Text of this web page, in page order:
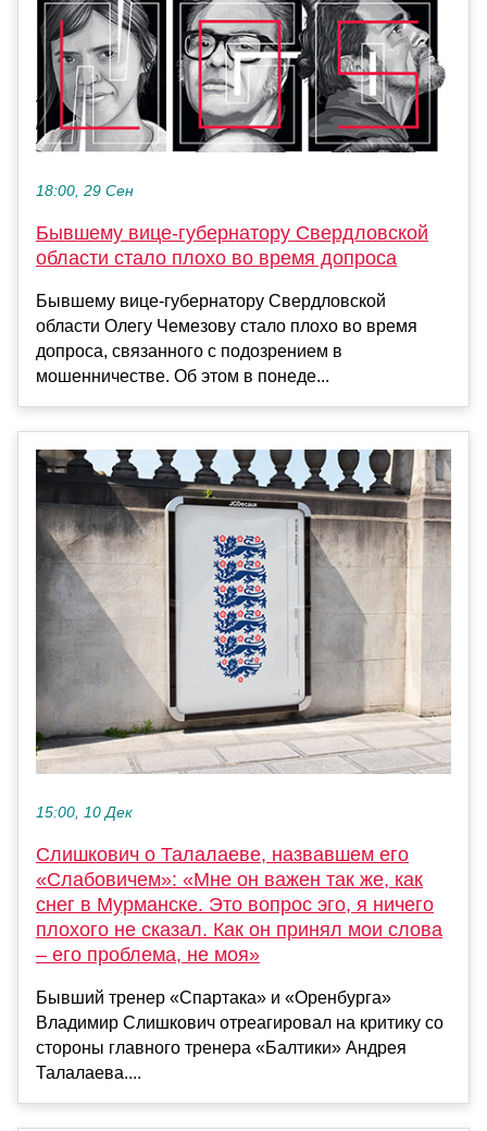
18:00, 29 Сен
Бывшему вице-губернатору Свердловской
области стало плохо во время допроса
Бывшему вице-губернатору Свердловской
области Олегу Чемезову стало плохо во время
допроса, связанного с подозрением в
мошенничестве. Об этом в понеде...
15:00, 10 Дек
Слишкович о Талалаеве, назвавшем его
«Слабовичем»: «Мне он важен так же, как
снег в Мурманске. Это вопрос эго, я ничего
плохого не сказал. Как он принял мои слова
– его проблема, не моя»
Бывший тренер «Спартака» и «Оренбурга»
Владимир Слишкович отреагировал на критику со
стороны главного тренера «Балтики» Андрея
Талалаева....